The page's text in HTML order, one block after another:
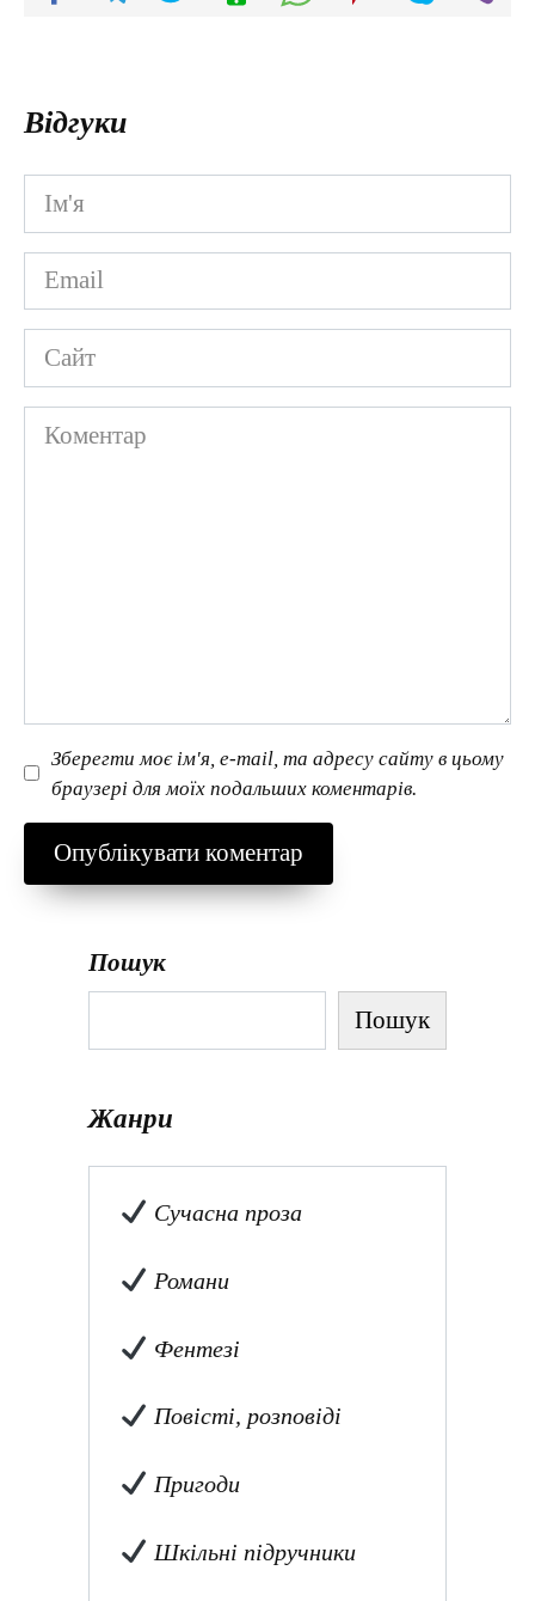
Відгуки
Ім'я
*
Email
*
Сайт
Коментар
Зберегти моє ім'я, e-mail, та адресу сайту в цьому
браузері для моїх подальших коментарів.
Пошук
Пошук
Жанри
Сучасна проза
Романи
Фентезі
Повісті, розповіді
Пригоди
Шкільні підручники